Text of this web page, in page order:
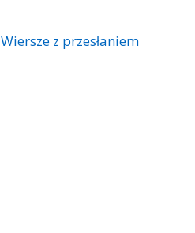
Wiersze z przesłaniem